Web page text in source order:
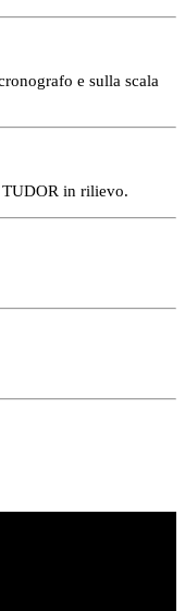
e sulla scala
in rilievo.